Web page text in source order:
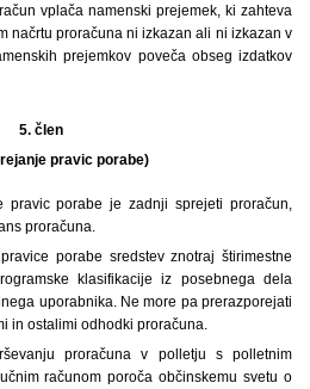
vplača namenski prejemek, ki zahteva
načrtu proračuna ni izkazan ali ni izkazan v
prejemkov poveča obseg izdatkov
5. člen
pravic porabe)
pravic porabe je zadnji sprejeti proračun,
proračuna.
porabe sredstev znotraj štirimestne
klasifikacije iz posebnega dela
uporabnika. Ne more pa prerazporejati
in ostalimi odhodki proračuna.
proračuna v polletju s polletnim
računom poroča občinskemu svetu o